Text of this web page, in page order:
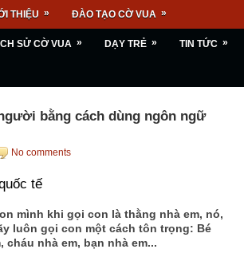
THIỆU » ĐÀO TẠO CỜ VUA »
SỬ CỜ VUA » DẠY TRẺ » TIN TỨC »
bằng cách dùng ngôn ngữ
No comments
tế
mình khi gọi con là thằng nhà em, nó,
luôn gọi con một cách tôn trọng: Bé
cháu nhà em, bạn nhà em...